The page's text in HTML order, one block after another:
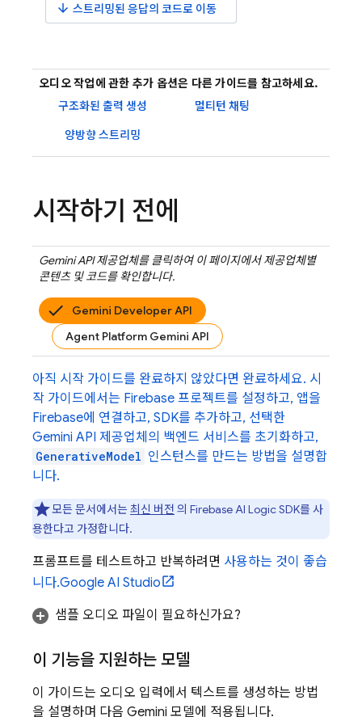
arrow_downward 스트리밍된 응답의 코드로 이동
오디오 작업에 관한 추가 옵션은 다른 가이드를 참고하세요.
구조화된 출력 생성
멀티턴 채팅
양방향 스트리밍
시작하기 전에
Gemini API제공업체를 클릭하여 이 페이지에서 제공업체별
콘텐츠 및 코드를 확인합니다.
Gemini Developer API
Agent Platform Gemini API
아직 시작 가이드를 완료하지 않았다면 완료하세요. 시
작 가이드에서는 Firebase 프로젝트를 설정하고, 앱을
Firebase에 연결하고, SDK를 추가하고, 선택한
Gemini API 제공업체의 백엔드 서비스를 초기화하고,
GenerativeModel 인스턴스를 만드는 방법을 설명합
니다.
모든 문서에서는최신 버전 의 Firebase AI LogicSDK를 사
용한다고 가정합니다.
프롬프트를 테스트하고 반복하려면 사용하는 것이 좋습
니다.Google AI Studio
샘플 오디오 파일이 필요하신가요?
이 기능을 지원하는 모델
이 가이드는 오디오 입력에서 텍스트를 생성하는 방법
을 설명하며 다음 Gemini 모델에 적용됩니다.